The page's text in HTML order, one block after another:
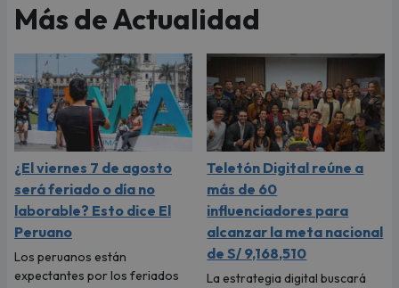
Más de Actualidad
¿El viernes 7 de agosto
será feriado o día no
laborable? Esto dice El
Peruano
Los peruanos están
expectantes por los feriados
Teletón Digital reúne a
más de 60
influenciadores para
alcanzar la meta nacional
de S/ 9,168,510
La estrategia digital buscará